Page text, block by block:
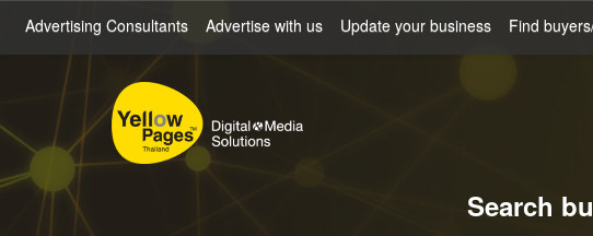
Advertising Consultants Advertise with us Update your business Find
Search